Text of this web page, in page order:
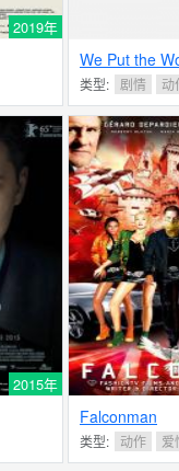
2019年
We Put the
类型: 剧情 动
2015年
Falconman
类型: 动作 爱